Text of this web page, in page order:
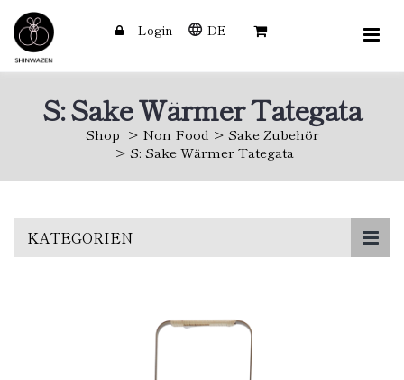
Login DE
S: Sake Wärmer Tategata
Shop Non Food
Sake Zubehör
S: Sake Wärmer Tategata
KATEGORIEN